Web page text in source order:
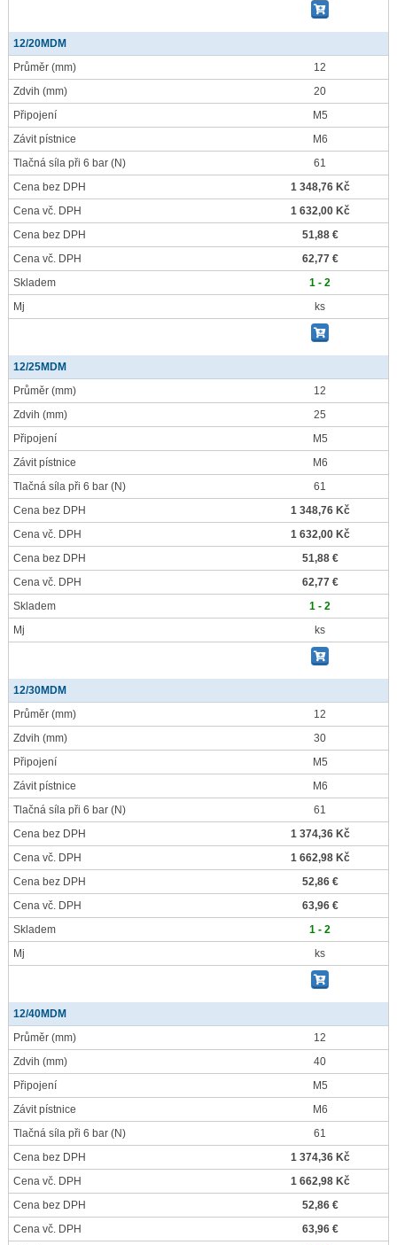
12/20MDM
Průměr (mm)
12
Zdvih (mm)
20
Připojení
M5
Závit pístnice
M6
Tlačná síla při 6 bar (N)
61
Cena bez DPH
1 348,76 Kč
Cena vč. DPH
1 632,00 Kč
Cena bez DPH
51,88 €
Cena vč. DPH
62,77 €
Skladem
1 - 2
Mj
ks
12/25MDM
Průměr (mm)
12
Zdvih (mm)
25
Připojení
M5
Závit pístnice
M6
Tlačná síla při 6 bar (N)
61
Cena bez DPH
1 348,76 Kč
Cena vč. DPH
1 632,00 Kč
Cena bez DPH
51,88 €
Cena vč. DPH
62,77 €
Skladem
1 - 2
Mj
ks
12/30MDM
Průměr (mm)
12
Zdvih (mm)
30
Připojení
M5
Závit pístnice
M6
Tlačná síla při 6 bar (N)
61
Cena bez DPH
1 374,36 Kč
Cena vč. DPH
1 662,98 Kč
Cena bez DPH
52,86 €
Cena vč. DPH
63,96 €
Skladem
1 - 2
Mj
ks
12/40MDM
Průměr (mm)
12
Zdvih (mm)
40
Připojení
M5
Závit pístnice
M6
Tlačná síla při 6 bar (N)
61
Cena bez DPH
1 374,36 Kč
Cena vč. DPH
1 662,98 Kč
Cena bez DPH
52,86 €
Cena vč. DPH
63,96 €